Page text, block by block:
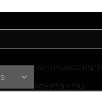
начало
контакти